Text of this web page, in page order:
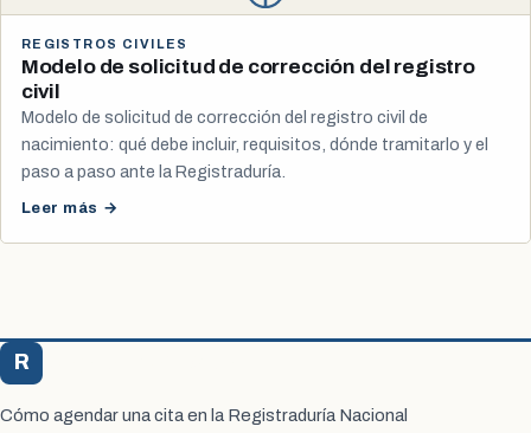
REGISTROS CIVILES
Modelo de solicitud de corrección del registro
civil
Modelo de solicitud de corrección del registro civil de
nacimiento: qué debe incluir, requisitos, dónde tramitarlo y el
paso a paso ante la Registraduría.
Leer más →
R
Cómo agendar una cita en la Registraduría Nacional